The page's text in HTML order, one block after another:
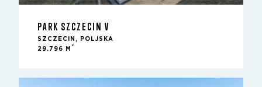
PARK SZCZECIN V
SZCZECIN, POLJSKA
29.796 M
2